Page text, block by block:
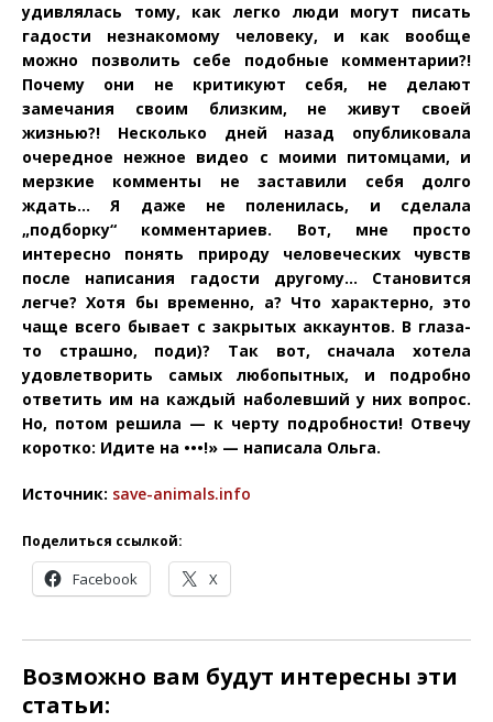
удивлялась тому, как легко люди могут писать
гадости незнакомому человеку, и как вообще
можно позволить себе подобные комментарии?!
Почему они не критикуют себя, не делают
замечания своим близким, не живут своей
жизнью?! Несколько дней назад опубликовала
очередное нежное видео с моими питомцами, и
мерзкие комменты не заставили себя долго
ждать… Я даже не поленилась, и сделала
„подборку“ комментариев. Вот, мне просто
интересно понять природу человеческих чувств
после написания гадости другому… Становится
легче? Хотя бы временно, а? Что характерно, это
чаще всего бывает с закрытых аккаунтов. В глаза-
то страшно, поди)? Так вот, сначала хотела
удовлетворить самых любопытных, и подробно
ответить им на каждый наболевший у них вопрос.
Но, потом решила — к черту подробности! Отвечу
коротко: Идите на •••!» — написала Ольга.
Источник: save-animals.info
Поделиться ссылкой:
Facebook X
Возможно вам будут интересны эти
статьи: